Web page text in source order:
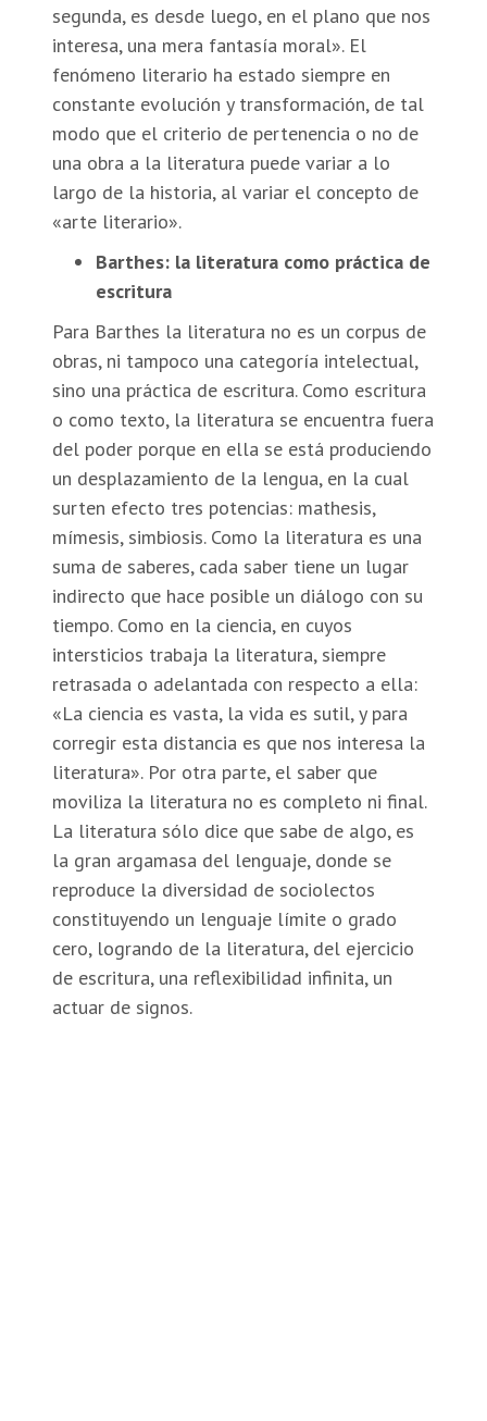
segunda, es desde luego, en el plano que nos
interesa, una mera fantasía moral». El
fenómeno literario ha estado siempre en
constante evolución y transformación, de tal
modo que el criterio de pertenencia o no de
una obra a la literatura puede variar a lo
largo de la historia, al variar el concepto de
«arte literario».
Barthes: la literatura como práctica de
escritura
Para Barthes la literatura no es un corpus de
obras, ni tampoco una categoría intelectual,
sino una práctica de escritura. Como escritura
o como texto, la literatura se encuentra fuera
del poder porque en ella se está produciendo
un desplazamiento de la lengua, en la cual
surten efecto tres potencias: mathesis,
mímesis, simbiosis. Como la literatura es una
suma de saberes, cada saber tiene un lugar
indirecto que hace posible un diálogo con su
tiempo. Como en la ciencia, en cuyos
intersticios trabaja la literatura, siempre
retrasada o adelantada con respecto a ella:
«La ciencia es vasta, la vida es sutil, y para
corregir esta distancia es que nos interesa la
literatura». Por otra parte, el saber que
moviliza la literatura no es completo ni final.
La literatura sólo dice que sabe de algo, es
la gran argamasa del lenguaje, donde se
reproduce la diversidad de sociolectos
constituyendo un lenguaje límite o grado
cero, logrando de la literatura, del ejercicio
de escritura, una reflexibilidad infinita, un
actuar de signos.